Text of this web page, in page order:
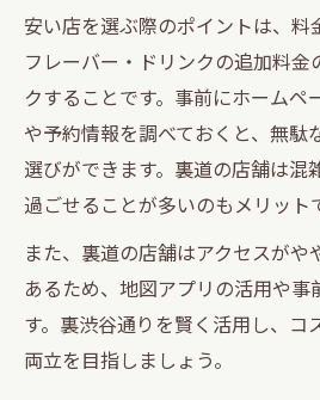
裏道シーシャはひとり
おしゃれなシーシャ空
る
裏渋谷通りで大人が語
渋谷シーシャ デートに
間
安い店を選ぶ際のポイントは、料
フレーバー・ドリンクの追加料金
クすることです。事前にホームペ
や予約情報を調べておくと、無駄
選びができます。裏道の店舗は混
過ごせることが多いのもメリット
また、裏道の店舗はアクセスがや
あるため、地図アプリの活用や事
す。裏渋谷通りを賢く活用し、コ
両立を目指しましょう。